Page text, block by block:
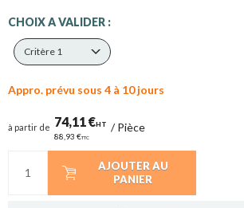
CHOIX A VALIDER :
Critère 1
Appro. prévu sous 4 à 10 jours
à partir de 74,11 €HT
88,93 €TTC
/Pièce
AJOUTER AU
PANIER